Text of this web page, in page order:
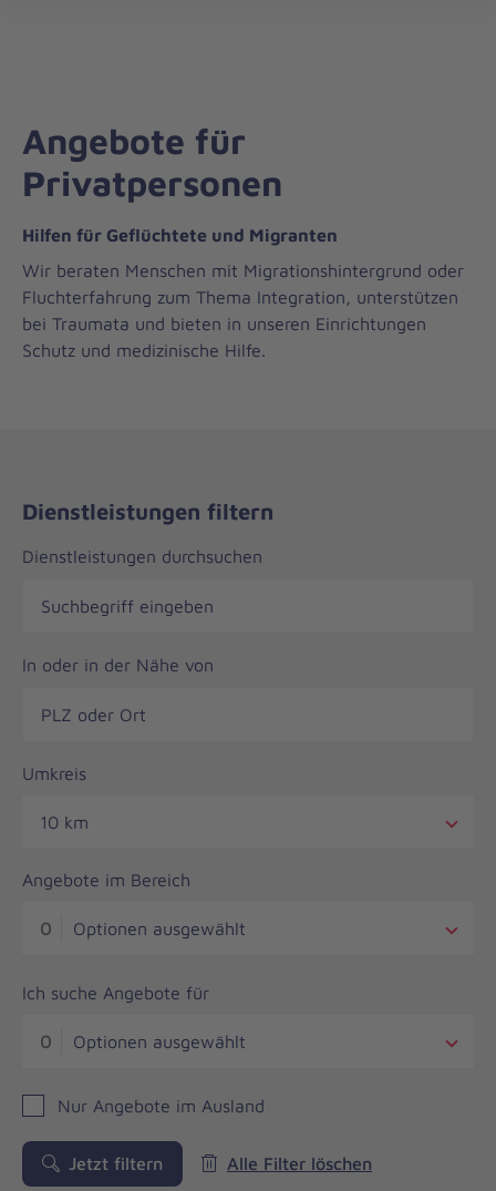
zum
Angebote für
Privatpersonen
Hilfen für Geflüchtete und Migranten
Wir beraten Menschen mit Migrationshintergrund oder
Fluchterfahrung zum Thema Integration, unterstützen
bei Traumata und bieten in unseren Einrichtungen
Schutz und medizinische Hilfe.
Dienstleistungen filtern
Dienstleistungen durchsuchen
In oder in der Nähe von
Umkreis
10 km
Angebote im Bereich
0 Optionen ausgewählt
Ich suche Angebote für
0 Optionen ausgewählt
Nur Angebote im Ausland
Jetzt filtern Alle Filter löschen